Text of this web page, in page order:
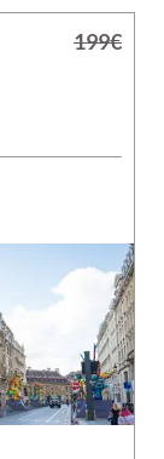
199€